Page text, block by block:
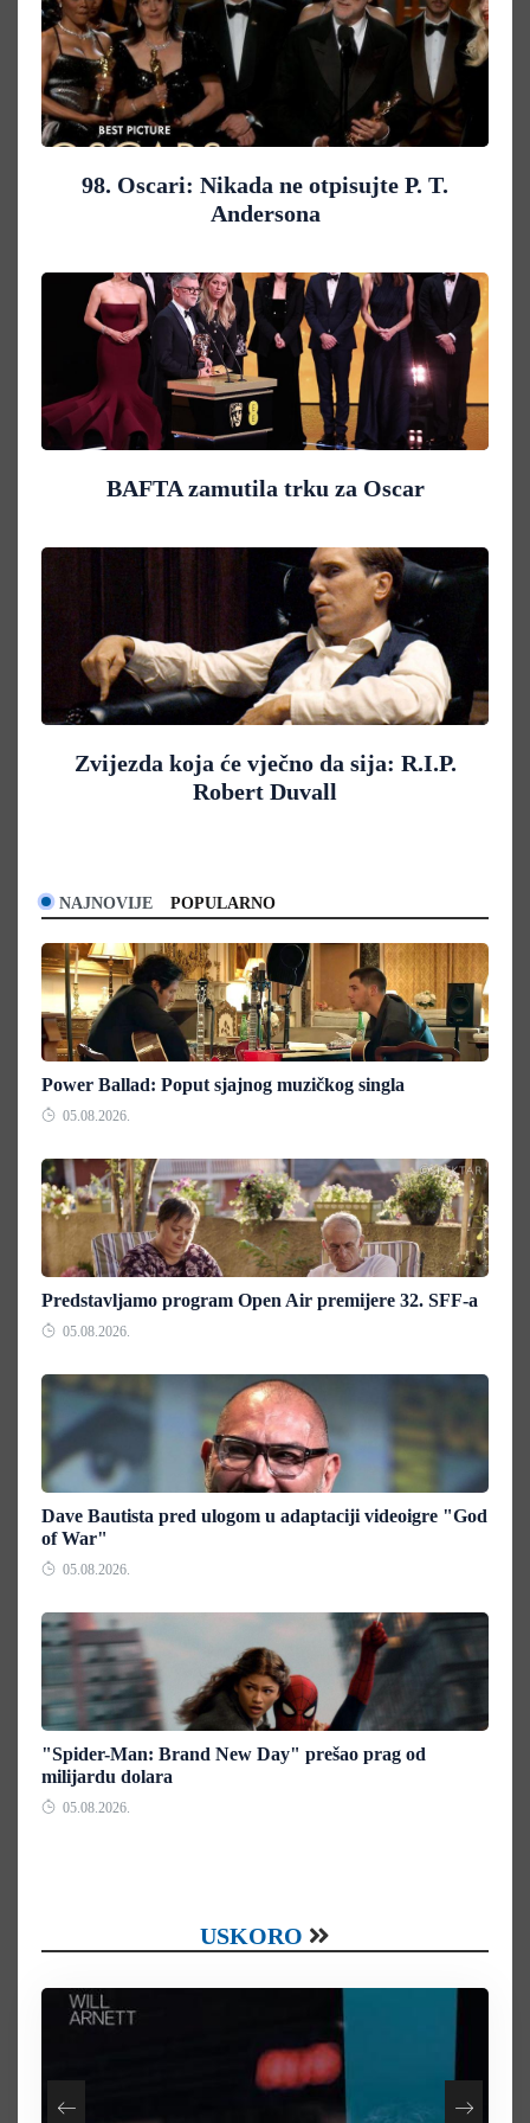
98. Oscari: Nikada ne otpisujte P. T.
Andersona
BAFTA zamutila trku za Oscar
Zvijezda koja će vječno da sija: R.I.P.
Robert Duvall
NAJNOVIJE POPULARNO
Power Ballad: Poput sjajnog muzičkog singla
05.08.2026.
Predstavljamo program Open Air premijere 32. SFF-a
05.08.2026.
Dave Bautista pred ulogom u adaptaciji videoigre "God
of War"
05.08.2026.
"Spider-Man: Brand New Day" prešao prag od
milijardu dolara
05.08.2026.
USKORO